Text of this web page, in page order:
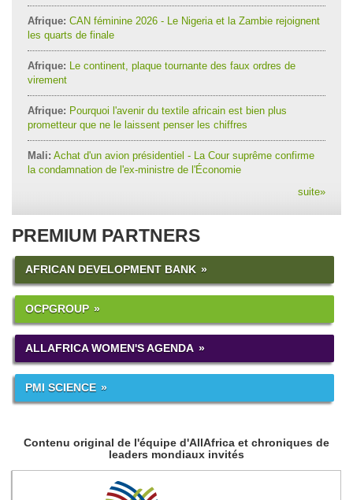
Afrique: CAN féminine 2026 - Le Nigeria et la Zambie rejoignent
les quarts de finale
Afrique: Le continent, plaque tournante des faux ordres de
virement
Afrique: Pourquoi l'avenir du textile africain est bien plus
prometteur que ne le laissent penser les chiffres
Mali: Achat d'un avion présidentiel - La Cour suprême confirme
la condamnation de l'ex-ministre de l'Économie
suite»
PREMIUM PARTNERS
AFRICAN DEVELOPMENT BANK
OCPGROUP
ALLAFRICA WOMEN'S AGENDA
PMI SCIENCE
Contenu original de l'équipe d'AllAfrica et chroniques de
leaders mondiaux invités